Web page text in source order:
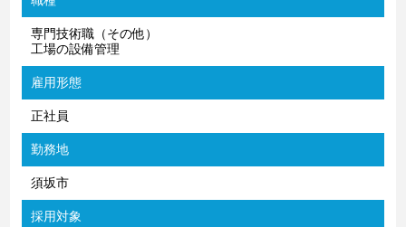
専門技術職（その他）
工場の設備管理
雇用形態
正社員
勤務地
須坂市
採用対象